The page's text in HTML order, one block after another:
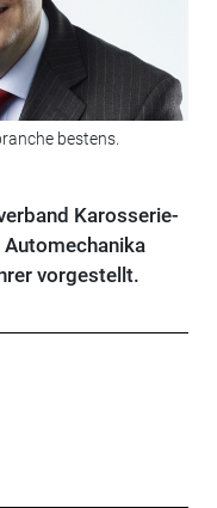
bestens.
Karosserie-
Automechanika
vorgestellt.